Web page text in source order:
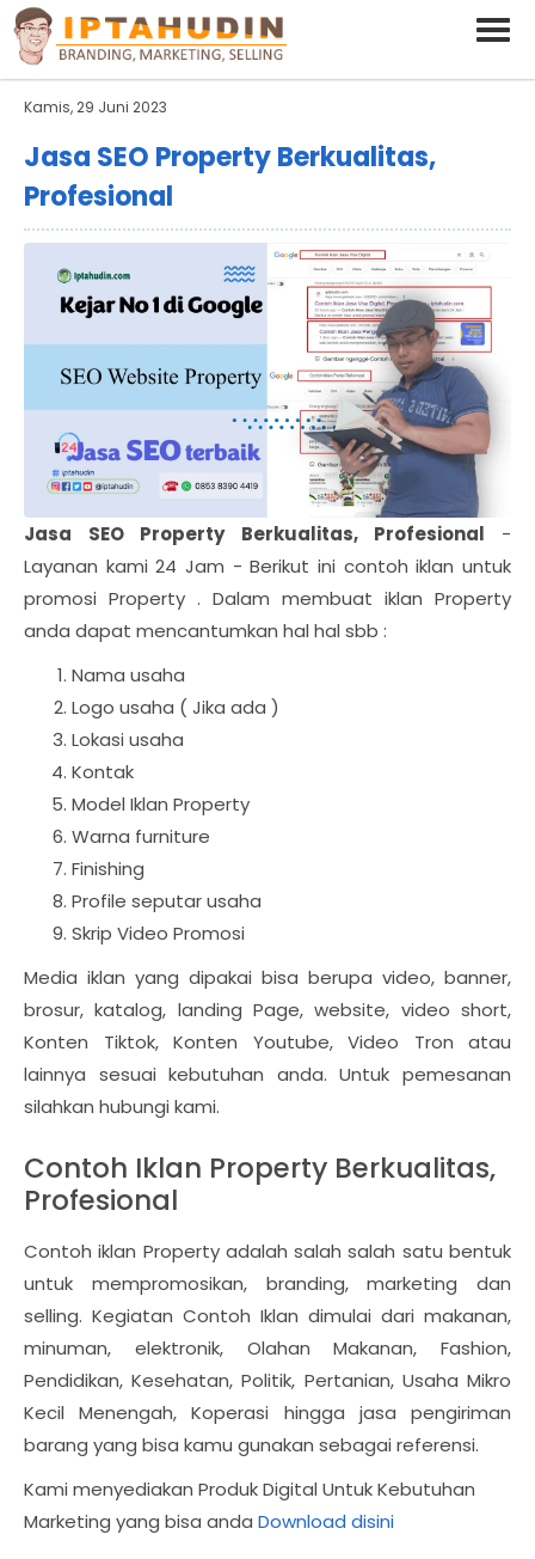
BARAND ANDA
Deskripsi Singkat Saja
Kamis, 29 Juni 2023
Jasa SEO Property Berkualitas,
Profesional
Jasa SEO Property Berkualitas, Profesional -
Layanan kami 24 Jam - Berikut ini contoh iklan untuk
promosi Property . Dalam membuat iklan Property
anda dapat mencantumkan hal hal sbb :
Nama usaha
Logo usaha ( Jika ada )
Lokasi usaha
Kontak
Model Iklan Property
Warna furniture
Finishing
Profile seputar usaha
Skrip Video Promosi
Media iklan yang dipakai bisa berupa video, banner,
brosur, katalog, landing Page, website, video short,
Konten Tiktok, Konten Youtube, Video Tron atau
lainnya sesuai kebutuhan anda. Untuk pemesanan
silahkan hubungi kami.
Contoh Iklan Property Berkualitas,
Profesional
Contoh iklan Property adalah salah salah satu bentuk
untuk mempromosikan, branding, marketing dan
selling. Kegiatan Contoh Iklan dimulai dari makanan,
minuman, elektronik, Olahan Makanan, Fashion,
Pendidikan, Kesehatan, Politik, Pertanian, Usaha Mikro
Kecil Menengah, Koperasi hingga jasa pengiriman
barang yang bisa kamu gunakan sebagai referensi.
Kami menyediakan Produk Digital Untuk Kebutuhan
Marketing yang bisa anda Download disini